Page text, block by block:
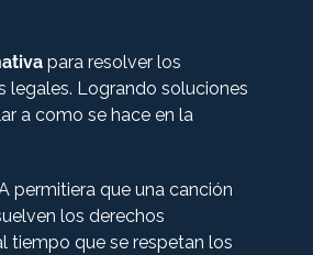
para resolver los
legales. Logrando soluciones
a como se hace en la
permitiera que una canción
los derechos
tiempo que se respetan los